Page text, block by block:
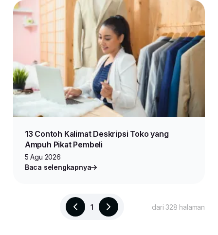
13 Contoh Kalimat Deskripsi Toko yang
Ampuh Pikat Pembeli
5 Agu 2026
Baca selengkapnya
1 dari 328 halaman